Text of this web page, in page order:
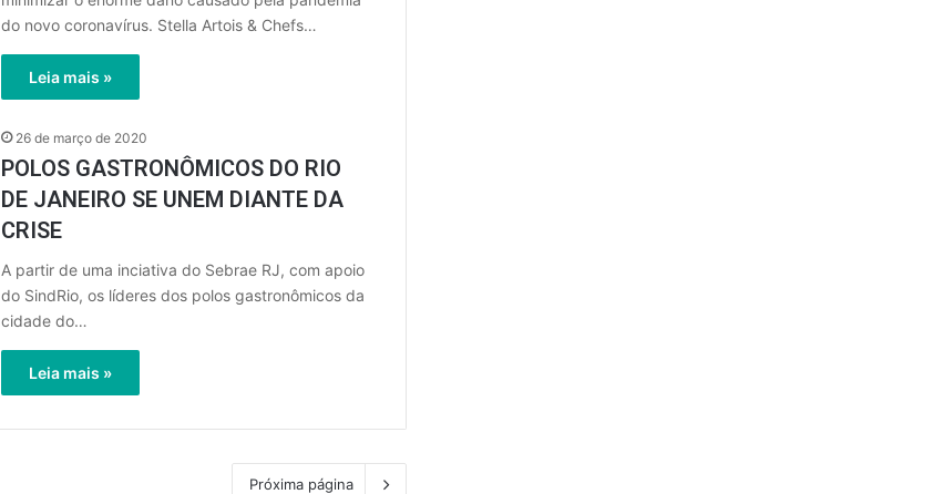
do novo coronavírus. Stella Artois & Chefs…
Leia mais »
26 de março de 2020
POLOS GASTRONÔMICOS DO RIO
DE JANEIRO SE UNEM DIANTE DA
CRISE
A partir de uma inciativa do Sebrae RJ, com apoio
do SindRio, os líderes dos polos gastronômicos da
cidade do…
Leia mais »
Próxima página